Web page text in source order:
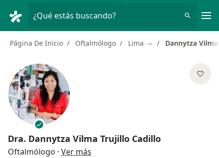
¿Qué estás buscando?
Página De Inicio Oftalmólogo Lima Cambiar de ciudad
Dannytza
Dra. Dannytza Vilma Trujillo Cadillo
Oftalmólogo · Ver más